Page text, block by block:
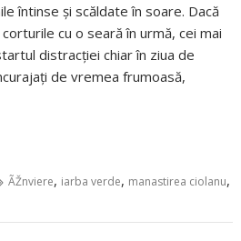
întinse și scăldate în soare. Dacă
cu o seară în urmă, cei mai
distracției chiar în ziua de
de vremea frumoasă,
ÃŽnviere, iarba verde, manastirea ciolanu,